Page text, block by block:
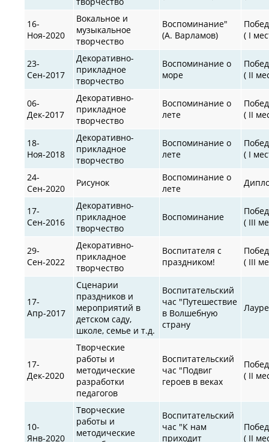
16-
Ноя-2020
Вокальное и
музыкальное
творчество
Воспоминание"
(А. Варламов)
( I
23-
Сен-2017
Декоративно-
прикладное
творчество
Воспоминание о
море
( II
06-
Дек-2017
Декоративно-
прикладное
творчество
Воспоминание о
лете
( II
18-
Ноя-2018
Декоративно-
прикладное
творчество
Воспоминание о
лете
( I
24-
Сен-2020
Рисунок
Воспоминание о
лете
17-
Сен-2016
Декоративно-
прикладное
творчество
Воспоминание
( III
29-
Сен-2022
Декоративно-
прикладное
творчество
Воспитателя с
праздником!
( III
17-
Апр-2017
Сценарии
праздников и
мероприятий в
детском саду,
школе, семье и т.д.
Воспитательский
час "Путешествие
в Волшебную
страну
17-
Дек-2020
Творческие
работы и
методические
разработки
педагогов
Воспитательский
час "Подвиг
героев в веках
( II
10-
Янв-2020
Творческие
работы и
методические
Воспитательский
час "К нам
приходит
( II